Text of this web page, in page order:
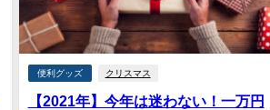
便利グッズ クリスマス
【2021年】今年は迷わない！一万円